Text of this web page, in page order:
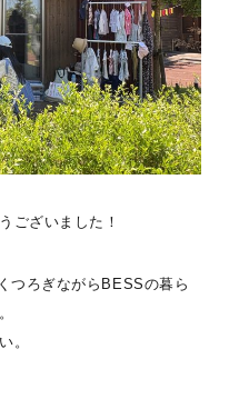
ございました！
つろぎながらBESSの暮ら
。